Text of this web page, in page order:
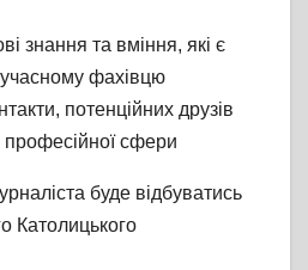
знання та вміння, які є
фахівцю
потенційних друзів
професійної сфери
буде відбуватись
Католицького